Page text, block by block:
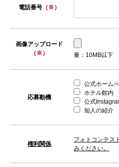
電話番号 （※）
画像アップロード
（※）
量：10MB以下
応募動機
公式ホーム
ホテル館内
公式
知人の紹介
権利関係
フォトコンテス
みください。